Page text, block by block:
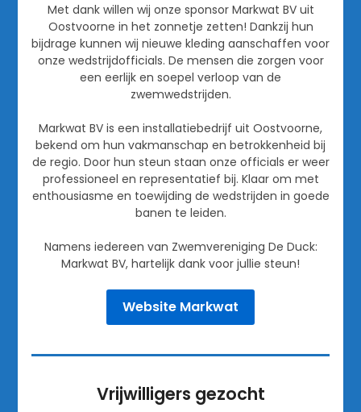
Met dank willen wij onze sponsor Markwat BV uit
Oostvoorne in het zonnetje zetten! Dankzij hun
bijdrage kunnen wij nieuwe kleding aanschaffen voor
onze wedstrijdofficials. De mensen die zorgen voor
een eerlijk en soepel verloop van de
zwemwedstrijden.
Markwat BV is een installatiebedrijf uit Oostvoorne,
bekend om hun vakmanschap en betrokkenheid bij
de regio. Door hun steun staan onze officials er weer
professioneel en representatief bij. Klaar om met
enthousiasme en toewijding de wedstrijden in goede
banen te leiden.
Namens iedereen van Zwemvereniging De Duck:
Markwat BV, hartelijk dank voor jullie steun!
Website Markwat
Vrijwilligers gezocht